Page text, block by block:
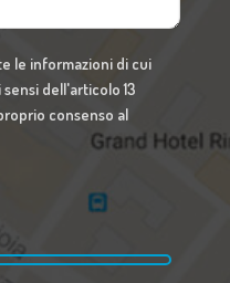
le informazioni di cui
dell'articolo 13
consenso al